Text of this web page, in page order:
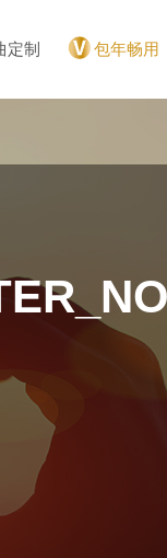
定制 包年畅用